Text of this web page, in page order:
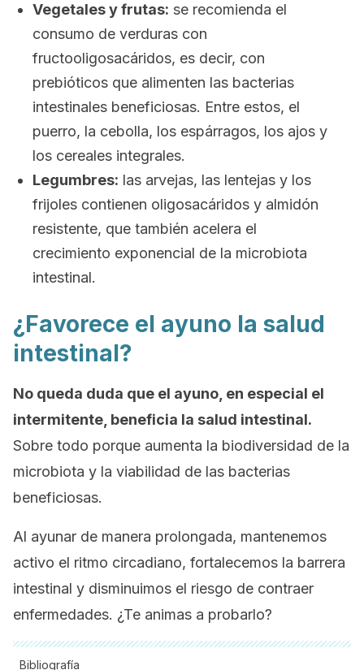
Vegetales y frutas: se recomienda el
consumo de verduras con
fructooligosacáridos, es decir, con
prebióticos que alimenten las bacterias
intestinales beneficiosas. Entre estos, el
puerro, la cebolla, los espárragos, los ajos y
los cereales integrales.
Legumbres: las arvejas, las lentejas y los
frijoles contienen oligosacáridos y almidón
resistente, que también acelera el
crecimiento exponencial de la microbiota
intestinal.
¿Favorece el ayuno la salud
intestinal?
No queda duda que el ayuno, en especial el
intermitente, beneficia la salud intestinal.
Sobre todo porque aumenta la biodiversidad de la
microbiota y la viabilidad de las bacterias
beneficiosas.
Al ayunar de manera prolongada, mantenemos
activo el ritmo circadiano, fortalecemos la barrera
intestinal y disminuimos el riesgo de contraer
enfermedades. ¿Te animas a probarlo?
Bibliografía